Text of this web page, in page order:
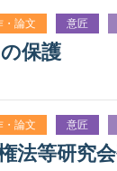
・論文 意匠
保護
・論文 意匠
法等研究